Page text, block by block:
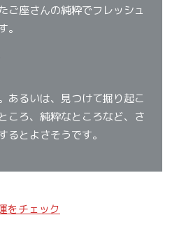
ご座さんの純粋でフレッシュ
あるいは、見つけて掘り起こ
ころ、純粋なところなど、さ
とよさそうです。
をチェック